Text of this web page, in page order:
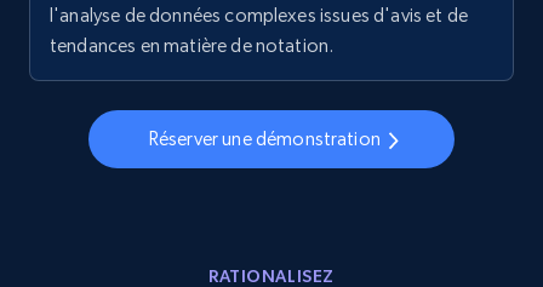
more.
5.6K+ 874+ Commencer
URL, Final price, Sku, Currency, Gtin,
l'analyse de données complexes issues d'avis et de
tendances en matière de notation.
Réserver une démonstration
RATIONALISEZ